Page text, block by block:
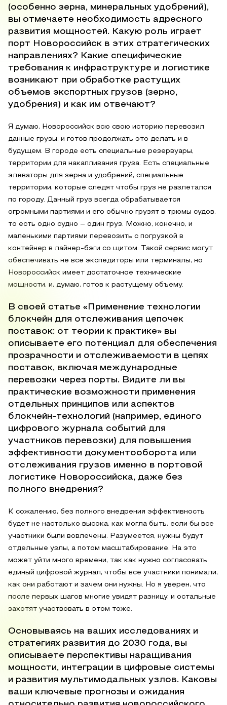
(особенно зерна, минеральных удобрений),
вы отмечаете необходимость адресного
развития мощностей. Какую роль играет
порт Новороссийск в этих стратегических
направлениях? Какие специфические
требования к инфраструктуре и логистике
возникают при обработке растущих
объемов экспортных грузов (зерно,
удобрения) и как им отвечают?
Я думаю, Новороссийск всю свою историю перевозил
данные грузы, и готов продолжать это делать и в
будущем. В городе есть специальные резервуары,
территории для накапливания груза. Есть специальные
элеваторы для зерна и удобрений, специальные
территории, которые следят чтобы груз не разлетался
по городу. Данный груз всегда обрабатывается
огромными партиями и его обычно грузят в трюмы судов,
то есть одно судно – один груз. Можно, конечно, и
маленькими партиями перевозить с погрузкой в
контейнер в лайнер-бэги со щитом. Такой сервис могут
обеспечивать не все экспедиторы или терминалы, но
Новороссийск имеет достаточное технические
мощности, и, думаю, готов к растущему объему.
В своей статье «Применение технологии
блокчейн для отслеживания цепочек
поставок: от теории к практике» вы
описываете его потенциал для обеспечения
прозрачности и отслеживаемости в цепях
поставок, включая международные
перевозки через порты. Видите ли вы
практические возможности применения
отдельных принципов или аспектов
блокчейн-технологий (например, единого
цифрового журнала событий для
участников перевозки) для повышения
эффективности документооборота или
отслеживания грузов именно в портовой
логистике Новороссийска, даже без
полного внедрения?
К сожалению, без полного внедрения эффективность
будет не настолько высока, как могла быть, если бы все
участники были вовлечены. Разумеется, нужны будут
отдельные узлы, а потом масштабирование. На это
может уйти много времени, так как нужно согласовать
единый цифровой журнал, чтобы все участники понимали,
как они работают и зачем они нужны. Но я уверен, что
после первых шагов многие увидят разницу, и остальные
захотят участвовать в этом тоже.
Основываясь на ваших исследованиях и
стратегиях развития до 2030 года, вы
описываете перспективы наращивания
мощности, интеграции в цифровые системы
и развития мультимодальных узлов. Каковы
ваши ключевые прогнозы и ожидания